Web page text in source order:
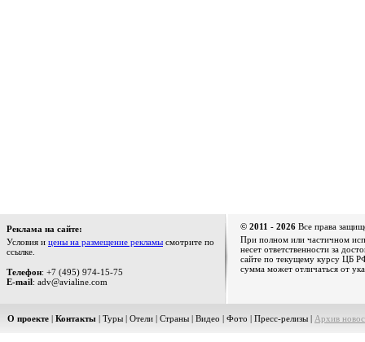
Реклама на сайте:
Условия и цены на размещение рекламы смотрите по
ссылке.
Телефон: +7 (495) 974-15-75
E-mail: adv@avialine.com
© 2011 - 2026 Все права
При полном или частичном
несет ответственности за
сайте по текущему курсу ЦБ
сумма может отличаться от
О проекте | Контакты | Туры | Отели | Страны | Видео | Фото | Пресс-релизы | Архив